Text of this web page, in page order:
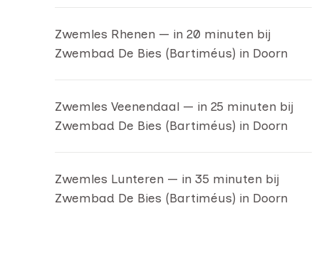
Zwemles Rhenen — in 20 minuten bij
Zwembad De Bies (Bartiméus) in Doorn
Zwemles Veenendaal — in 25 minuten bij
Zwembad De Bies (Bartiméus) in Doorn
Zwemles Lunteren — in 35 minuten bij
Zwembad De Bies (Bartiméus) in Doorn